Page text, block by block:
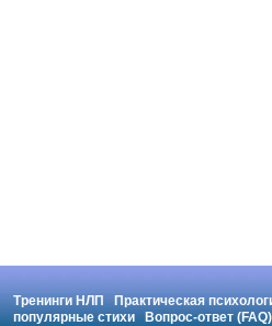
Тренинги НЛП
Практическая
популярные стихи
Вопрос-ответ (FAQ)